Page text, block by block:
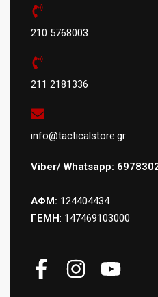
210 5768003
211 2181336
info@tacticalstore.gr
Viber/ Whatsapp:
ΑΦΜ: 124404434
ΓΕΜΗ: 147469103000